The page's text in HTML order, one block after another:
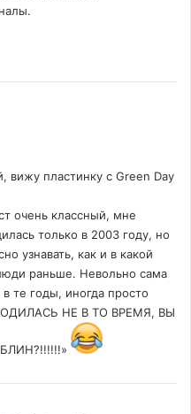
вижу пластинку с Green Day
очень классный, мне
только в 2003 году, но
узнавать, как и в какой
раньше. Невольно сама
те годы, иногда просто
РОДИЛАСЬ НЕ В ТО ВРЕМЯ, ВЫ